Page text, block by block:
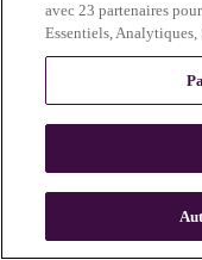
n
avec 23 partenaires
Essentiels,